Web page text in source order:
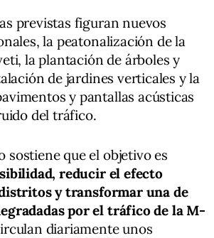
previstas figuran nuevos
la peatonalización de la
la plantación de árboles y
de jardines verticales y la
y pantallas acústicas
del tráfico.
sostiene que el objetivo es
reducir el efecto
y transformar una de
por el tráfico de la M-
diariamente unos